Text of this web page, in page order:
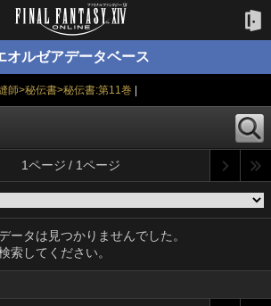
オルゼアデータベース
師>秘伝書>秘伝書:第11巻
1ページ / 1ページ
ータは見つかりませんでした。
索してください。